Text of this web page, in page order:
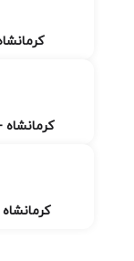
کرمانشاه